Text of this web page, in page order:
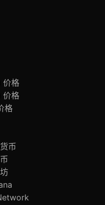
价格
价格
格
币